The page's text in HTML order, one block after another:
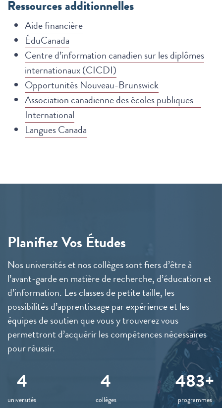
Ressources additionnelles
Aide financière
ÉduCanada
Centre d’information canadien sur les diplômes
internationaux (CICDI)
Opportunités Nouveau-Brunswick
Association canadienne des écoles publiques –
International
Langues Canada
Planifiez Vos Études
Nos universités et nos collèges sont fiers d’être à
l’avant-garde en matière de recherche, d’éducation et
d’information. Les classes de petite taille, les
possibilités d’apprentissage par expérience et les
équipes de soutien que vous y trouverez vous
permettront d’acquérir les compétences nécessaires
pour réussir.
4
universités
4
collèges
500+
programmes